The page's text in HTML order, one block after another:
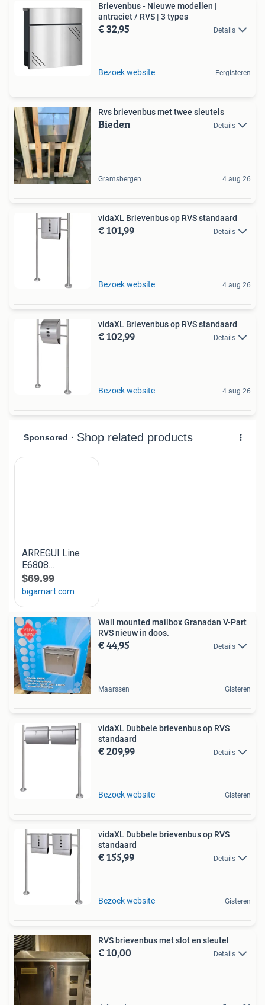
Brievenbus - Nieuwe modellen |
antraciet / RVS | 3 types
€ 32,95 Details
Bezoek website Eergisteren
Rvs brievenbus met twee sleutels
Bieden Details
Gramsbergen 4 aug 26
vidaXL Brievenbus op RVS standaard
€ 101,99 Details
Bezoek website 4 aug 26
vidaXL Brievenbus op RVS standaard
€ 102,99 Details
Bezoek website 4 aug 26
Wall mounted mailbox Granadan V-Part
RVS nieuw in doos.
€ 44,95 Details
Maarssen Gisteren
vidaXL Dubbele brievenbus op RVS
standaard
€ 209,99 Details
Bezoek website Gisteren
vidaXL Dubbele brievenbus op RVS
standaard
€ 155,99 Details
Bezoek website Gisteren
RVS brievenbus met slot en sleutel
€ 10,00 Details